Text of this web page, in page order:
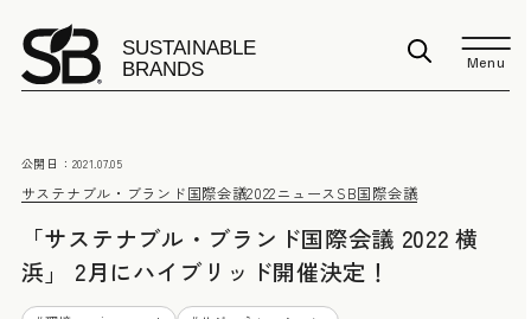
Menu
サステナブル・ブランド国際会議2022ニュースSB国際会議
公開日： 2021.07.05
「サステナブル・ブランド国際会議 2022 横
浜」 2月にハイブリッド開催決定！